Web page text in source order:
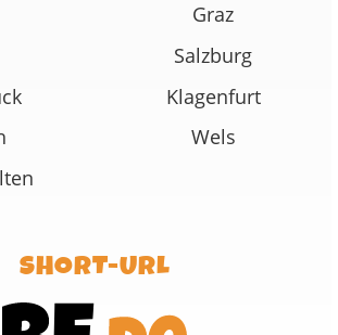
Graz
Salzburg
Klagenfurt
Wels
SHORT-URL